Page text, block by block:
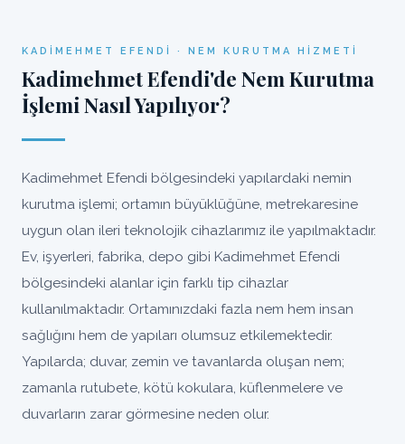
KADIMEHMET EFENDI · NEM KURUTMA HIZMETI
Kadimehmet Efendi'de Nem Kurutma
İşlemi Nasıl Yapılıyor?
Kadimehmet Efendi bölgesindeki yapılardaki nemin
kurutma işlemi; ortamın büyüklüğüne, metrekaresine
uygun olan ileri teknolojik cihazlarımız ile yapılmaktadır.
Ev, işyerleri, fabrika, depo gibi Kadimehmet Efendi
bölgesindeki alanlar için farklı tip cihazlar
kullanılmaktadır. Ortamınızdaki fazla nem hem insan
sağlığını hem de yapıları olumsuz etkilemektedir.
Yapılarda; duvar, zemin ve tavanlarda oluşan nem;
zamanla rutubete, kötü kokulara, küflenmelere ve
duvarların zarar görmesine neden olur.